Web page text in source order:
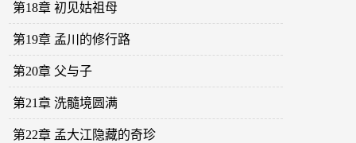
第18章 初见姑祖母
第19章 孟川的修行路
第20章 父与子
第21章 洗髓境圆满
第22章 孟大江隐藏的奇珍